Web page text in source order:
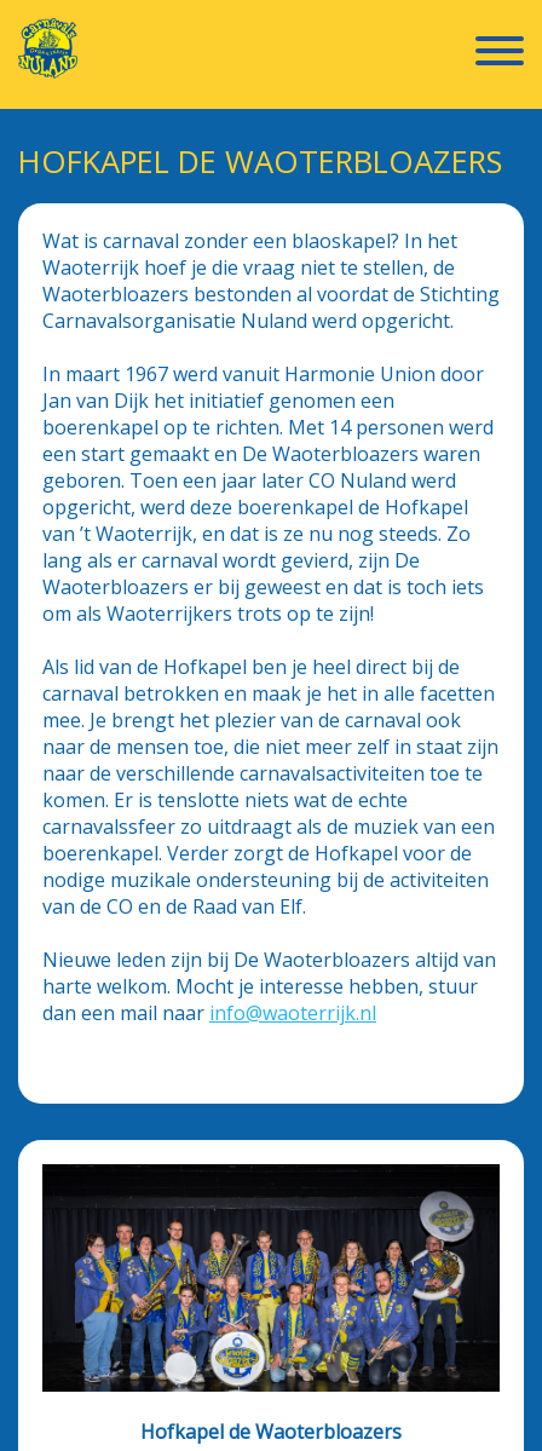
HOFKAPEL DE WAOTERBLOAZERS
Wat is carnaval zonder een blaoskapel? In het
Waoterrijk hoef je die vraag niet te stellen, de
Waoterbloazers bestonden al voordat de Stichting
Carnavalsorganisatie Nuland werd opgericht.
In maart 1967 werd vanuit Harmonie Union door
Jan van Dijk het initiatief genomen een
boerenkapel op te richten. Met 14 personen werd
een start gemaakt en De Waoterbloazers waren
geboren. Toen een jaar later CO Nuland werd
opgericht, werd deze boerenkapel de Hofkapel
van ’t Waoterrijk, en dat is ze nu nog steeds. Zo
lang als er carnaval wordt gevierd, zijn De
Waoterbloazers er bij geweest en dat is toch iets
om als Waoterrijkers trots op te zijn!
Als lid van de Hofkapel ben je heel direct bij de
carnaval betrokken en maak je het in alle facetten
mee. Je brengt het plezier van de carnaval ook
naar de mensen toe, die niet meer zelf in staat zijn
naar de verschillende carnavalsactiviteiten toe te
komen. Er is tenslotte niets wat de echte
carnavalssfeer zo uitdraagt als de muziek van een
boerenkapel. Verder zorgt de Hofkapel voor de
nodige muzikale ondersteuning bij de activiteiten
van de CO en de Raad van Elf.
Nieuwe leden zijn bij De Waoterbloazers altijd van
harte welkom. Mocht je interesse hebben, stuur
dan een mail naar info@waoterrijk.nl
Hofkapel de Waoterbloazers